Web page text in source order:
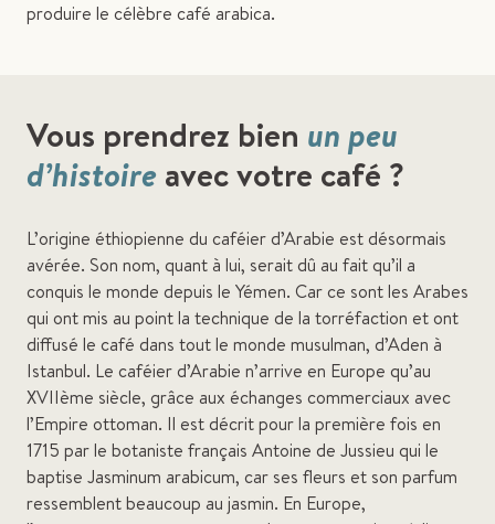
produire le célèbre café arabica.
Vous prendrez bien un peu
d’histoireavec votre café ?
L’origine éthiopienne du caféier d’Arabie est désormais
avérée. Son nom, quant à lui, serait dû au fait qu’il a
conquis le monde depuis le Yémen. Car ce sont les Arabes
qui ont mis au point la technique de la torréfaction et ont
diffusé le café dans tout le monde musulman, d’Aden à
Istanbul. Le caféier d’Arabie n’arrive en Europe qu’au
XVIIème siècle, grâce aux échanges commerciaux avec
l’Empire ottoman. Il est décrit pour la première fois en
1715 par le botaniste français Antoine de Jussieu qui le
baptise Jasminum arabicum, car ses fleurs et son parfum
ressemblent beaucoup au jasmin. En Europe,